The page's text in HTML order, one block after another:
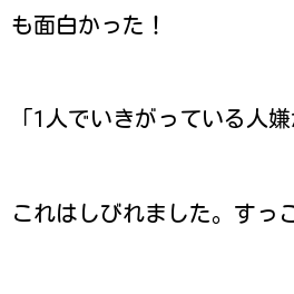
も面白かった！
「1人でいきがっている人
これはしびれました。すっ